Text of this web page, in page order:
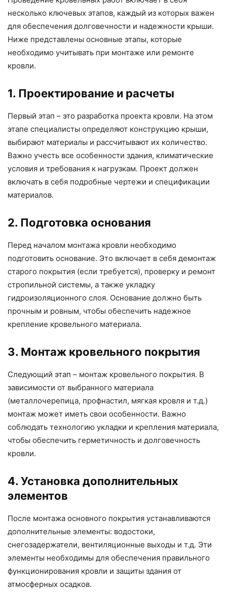
несколько ключевых этапов, каждый из которых важен
для обеспечения долговечности и надежности крыши.
Ниже представлены основные этапы, которые
необходимо учитывать при монтаже или ремонте
кровли.
1. Проектирование и расчеты
Первый этап – это разработка проекта кровли. На этом
этапе специалисты определяют конструкцию крыши,
выбирают материалы и рассчитывают их количество.
Важно учесть все особенности здания, климатические
условия и требования к нагрузкам. Проект должен
включать в себя подробные чертежи и спецификации
материалов.
2. Подготовка основания
Перед началом монтажа кровли необходимо
подготовить основание. Это включает в себя демонтаж
старого покрытия (если требуется), проверку и ремонт
стропильной системы, а также укладку
гидроизоляционного слоя. Основание должно быть
прочным и ровным, чтобы обеспечить надежное
крепление кровельного материала.
3. Монтаж кровельного покрытия
Следующий этап – монтаж кровельного покрытия. В
зависимости от выбранного материала
(металлочерепица, профнастил, мягкая кровля и т.д.)
монтаж может иметь свои особенности. Важно
соблюдать технологию укладки и крепления материала,
чтобы обеспечить герметичность и долговечность
кровли.
4. Установка дополнительных
элементов
После монтажа основного покрытия устанавливаются
дополнительные элементы: водостоки,
снегозадержатели, вентиляционные выходы и т.д. Эти
элементы необходимы для обеспечения правильного
функционирования кровли и защиты здания от
атмосферных осадков.